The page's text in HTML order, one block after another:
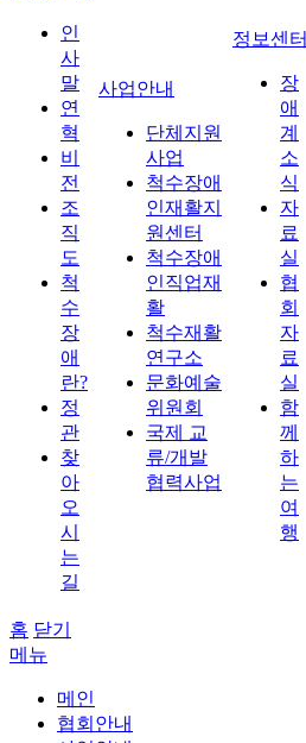
인
사
말
연
혁
비
전
조
직
도
척
수
장
애
란?
정
관
찾
아
오
시
는
길
사업안내
단체지원
사업
척수장애
인재활지
원센터
척수장애
인직업재
활
척수재활
연구소
문화예술
위원회
국제 교
류/개발
협력사업
정보센터
장
애
계
소
식
자
료
실
협
회
자
료
실
함
께
하
는
여
행
홈 닫기
메뉴
메인
협회안내